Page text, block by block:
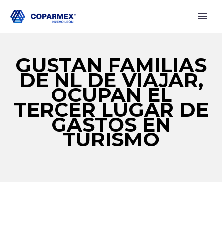
GUSTAN FAMILIAS
DE NL DE VIAJAR,
OCUPAN EL
TERCER LUGAR DE
GASTOS EN
TURISMO